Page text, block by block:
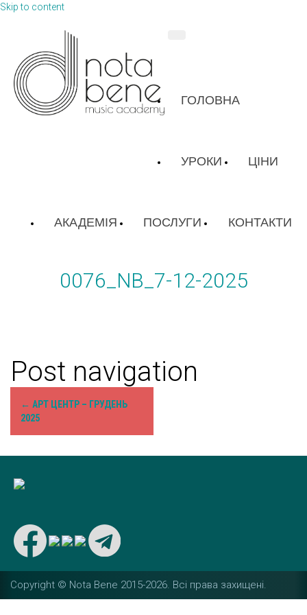
Skip to content
ГОЛОВНА
УРОКИ ЦІНИ
АКАДЕМІЯ ПОСЛУГИ КОНТАКТИ
0076_NB_7-12-2025
Post navigation
← АРТ ЦЕНТР – ГРУДЕНЬ
2025
Copyright © Nota Bene 2015-2026. Вcі права захищені.